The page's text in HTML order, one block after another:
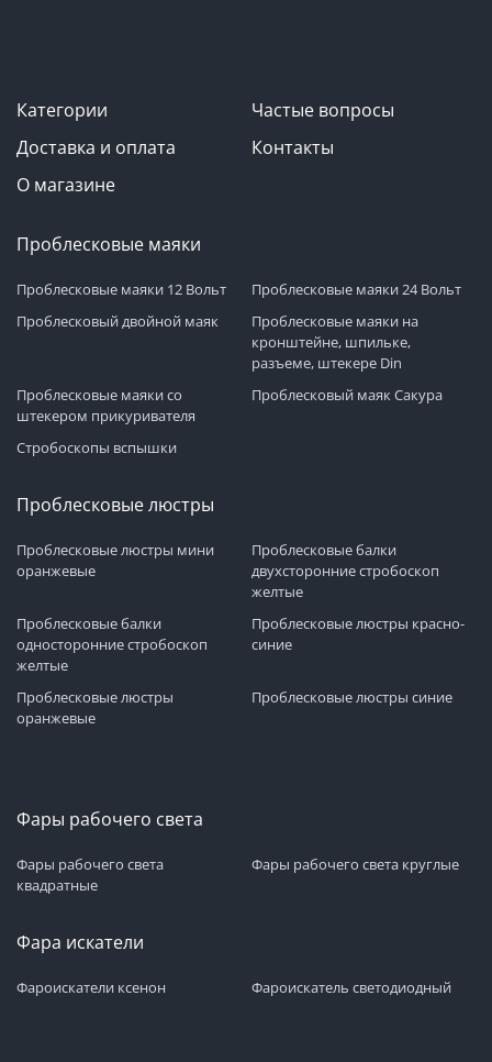
Категории
Частые вопросы
Доставка и оплата
Контакты
О магазине
Проблесковые маяки
Проблесковые маяки 12 Вольт
Проблесковые маяки 24 Вольт
Проблесковый двойной маяк
Проблесковые маяки на
кронштейне, шпильке,
разъеме, штекере Din
Проблесковые маяки со
штекером прикуривателя
Проблесковый маяк Сакура
Стробоскопы вспышки
Проблесковые люстры
Проблесковые люстры мини
оранжевые
Проблесковые балки
двухсторонние стробоскоп
желтые
Проблесковые балки
односторонние стробоскоп
желтые
Проблесковые люстры красно-
синие
Проблесковые люстры
оранжевые
Проблесковые люстры синие
Фары рабочего света
Фары рабочего света
квадратные
Фары рабочего света круглые
Фара искатели
Фароискатели ксенон Фароискатель светодиодный